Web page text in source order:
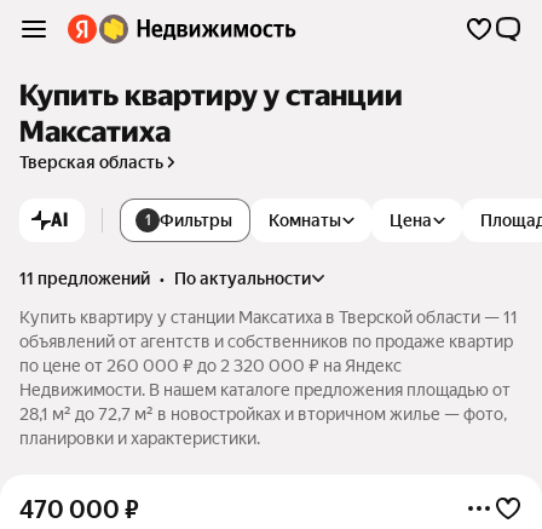
Купить квартиру у станции
Максатиха
Тверская область
AI 1 Фильтры Комнаты Цена
11 предложений •
по актуальности
Купить квартиру у станции Максатиха в Тверской области — 11
объявлений от агентств и собственников по продаже квартир
по цене от 260 000 ₽ до 2 320 000 ₽ на Яндекс
Недвижимости. В нашем каталоге предложения площадью от
28,1 м² до 72,7 м² в новостройках и вторичном жилье — фото,
планировки и характеристики.
470 000 ₽